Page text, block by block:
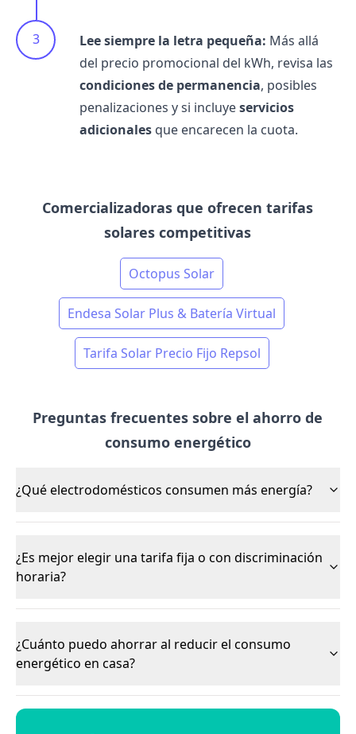
Lee siempre la letra pequeña: Más allá
del precio promocional del kWh, revisa las
condiciones de permanencia, posibles
penalizaciones y si incluyeservicios
adicionales que encarecen la cuota.
Comercializadoras que ofrecen tarifas
solares competitivas
Octopus Solar
Endesa Solar Plus & Batería Virtual
Tarifa Solar Precio Fijo Repsol
Preguntas frecuentes sobre el ahorro de
consumo energético
¿Qué electrodomésticos consumen más energía?
¿Es mejor elegir una tarifa fija o con discriminación
horaria?
¿Cuánto puedo ahorrar al reducir el consumo
energético en casa?